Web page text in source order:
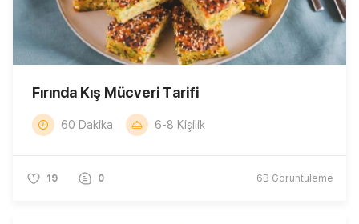
Fırında Kış Mücveri Tarifi
60 Dakika 6-8 Kişilik
19 0 6B Görüntüleme